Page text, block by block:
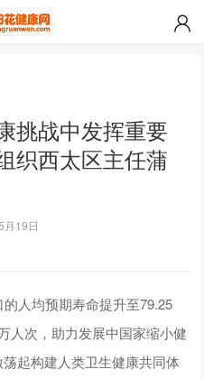
挑战中发挥重要
织西太区主任蒲
月19日
人均预期寿命提升至79.25
人次，助力发展中国家缩小健
起构建人类卫生健康共同体